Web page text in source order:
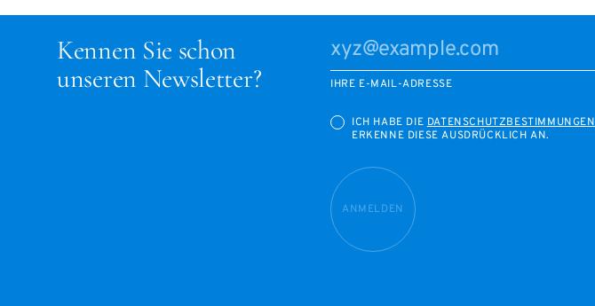
Kennen Sie schon
unseren Newsletter?
IHRE E-MAIL-ADRESSE
ICH HABE DIE DATENSCHUTZBESTIMMUNGEN
ERKENNE DIESE AUSDRÜCKLICH AN.
ANMELDEN